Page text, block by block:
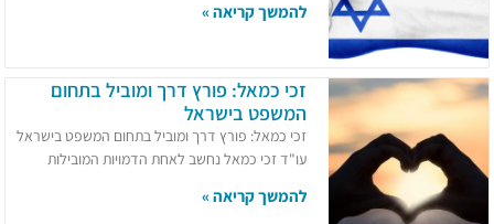
להמשך קריאה »
זכי כמאל: פורץ דרך ומוביל בתחום
המשפט בישראל
זכי כמאל: פורץ דרך ומוביל בתחום המשפט בישראל
עו"ד זכי כמאל נחשב לאחת הדמויות המובילות
להמשך קריאה »